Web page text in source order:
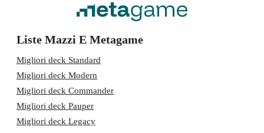
Liste Mazzi E Metagame
Migliori deck Standard
Migliori deck Modern
Migliori deck Commander
Migliori deck Pauper
Migliori deck Legacy